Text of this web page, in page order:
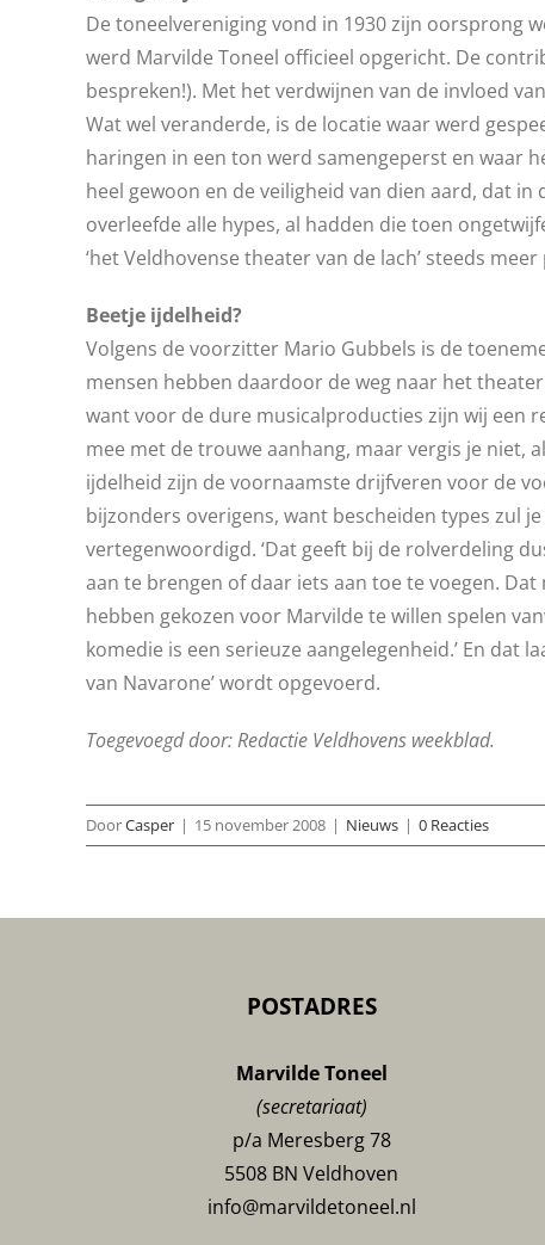
De toneelvereniging vond in 1930 zijn oorsprong
werd Marvilde Toneel officieel opgericht. De
bespreken!). Met het verdwijnen van de invloed
Wat wel veranderde, is de locatie waar werd
haringen in een ton werd samengeperst en waar
heel gewoon en de veiligheid van dien aard, dat
overleefde alle hypes, al hadden die toen
‘het Veldhovense theater van de lach’ steeds
Beetje ijdelheid?
Volgens de voorzitter Mario Gubbels is de
mensen hebben daardoor de weg naar het
want voor de dure musicalproducties zijn wij een
mee met de trouwe aanhang, maar vergis je niet,
ijdelheid zijn de voornaamste drijfveren voor de
bijzonders overigens, want bescheiden types zul
vertegenwoordigd. ‘Dat geeft bij de rolverdeling
aan te brengen of daar iets aan toe te voegen.
hebben gekozen voor Marvilde te willen spelen
komedie is een serieuze aangelegenheid.’ En dat
van Navarone’ wordt opgevoerd.
Toegevoegd door: Redactie Veldhovens weekblad.
DoorCasper | 15 november 2008 | Nieuws | 0 Reacties
POSTADRES
Marvilde Toneel
(secretariaat)
p/a Meresberg 78
5508 BN Veldhoven
info@marvildetoneel.nl